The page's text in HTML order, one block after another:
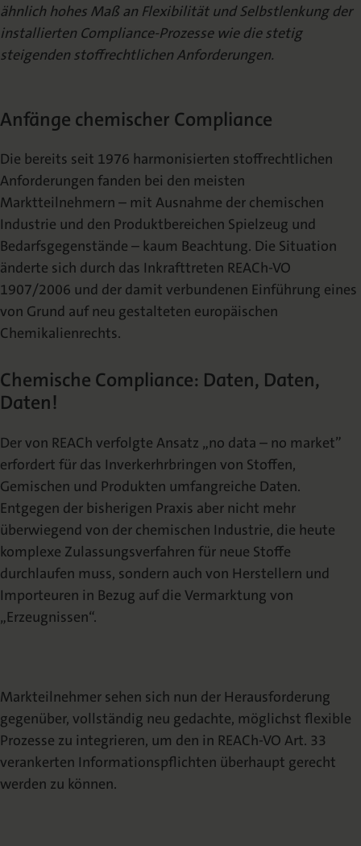
News
Neuigkeiten & Aktuelles
Nomos für Sie vor Ort
NomosEvents
Online und Live
Die digitale Bibliothek
Dozentenservice
Belegexemplar für Lehrende
Aktuelle Prospekte zum Download
FAQ
Häufige Fragen
Podcast
ähnlich hohes Maß an Flexibilität und Selbstlenkung der
installierten Compliance-Prozesse wie die stetig
steigenden stoffrechtlichen Anforderungen.
Anfänge chemischer Compliance
Die bereits seit 1976 harmonisierten stoffrechtlichen
Anforderungen fanden bei den meisten
Marktteilnehmern – mit Ausnahme der chemischen
Industrie und den Produktbereichen Spielzeug und
Bedarfsgegenstände – kaum Beachtung. Die Situation
änderte sich durch das Inkrafttreten REACh-VO
1907/2006 und der damit verbundenen Einführung eines
von Grund auf neu gestalteten europäischen
Chemikalienrechts.
Chemische Compliance: Daten, Daten,
Daten!
Der von REACh verfolgte Ansatz „no data – no market”
erfordert für das Inverkerhrbringen von Stoffen,
Gemischen und Produkten umfangreiche Daten.
Entgegen der bisherigen Praxis aber nicht mehr
überwiegend von der chemischen Industrie, die heute
komplexe Zulassungsverfahren für neue Stoffe
durchlaufen muss, sondern auch von Herstellern und
Importeuren in Bezug auf die Vermarktung von
„Erzeugnissen“.
Markteilnehmer sehen sich nun der Herausforderung
gegenüber, vollständig neu gedachte, möglichst flexible
Prozesse zu integrieren, um den in REACh-VO Art. 33
verankerten Informationspflichten überhaupt gerecht
werden zu können.